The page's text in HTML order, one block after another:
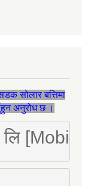
सोलार बत्तिमा
अनुरोध छ ।
लि